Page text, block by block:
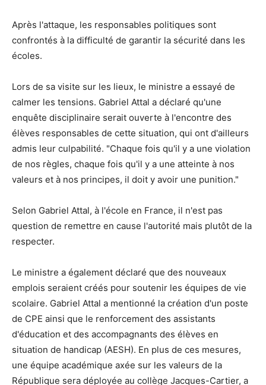
Après l'attaque, les responsables politiques sont
confrontés à la difficulté de garantir la sécurité dans les
écoles.
Lors de sa visite sur les lieux, le ministre a essayé de
calmer les tensions. Gabriel Attal a déclaré qu'une
enquête disciplinaire serait ouverte à l'encontre des
élèves responsables de cette situation, qui ont d'ailleurs
admis leur culpabilité. "Chaque fois qu'il y a une violation
de nos règles, chaque fois qu'il y a une atteinte à nos
valeurs et à nos principes, il doit y avoir une punition."
Selon Gabriel Attal, à l'école en France, il n'est pas
question de remettre en cause l'autorité mais plutôt de la
respecter.
Le ministre a également déclaré que des nouveaux
emplois seraient créés pour soutenir les équipes de vie
scolaire. Gabriel Attal a mentionné la création d'un poste
de CPE ainsi que le renforcement des assistants
d'éducation et des accompagnants des élèves en
situation de handicap (AESH). En plus de ces mesures,
une équipe académique axée sur les valeurs de la
République sera déployée au collège Jacques-Cartier, a